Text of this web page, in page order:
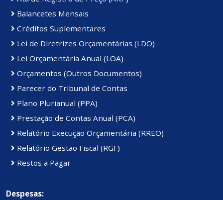
Balancetes Mensais
Créditos Suplementares
Lei de Diretrizes Orçamentárias (LDO)
Lei Orçamentária Anual (LOA)
Orçamentos (Outros Documentos)
Parecer do Tribunal de Contas
Plano Plurianual (PPA)
Prestação de Contas Anual (PCA)
Relatório Execução Orçamentária (RREO)
Relatório Gestão Fiscal (RGF)
Restos a Pagar
Despesas: